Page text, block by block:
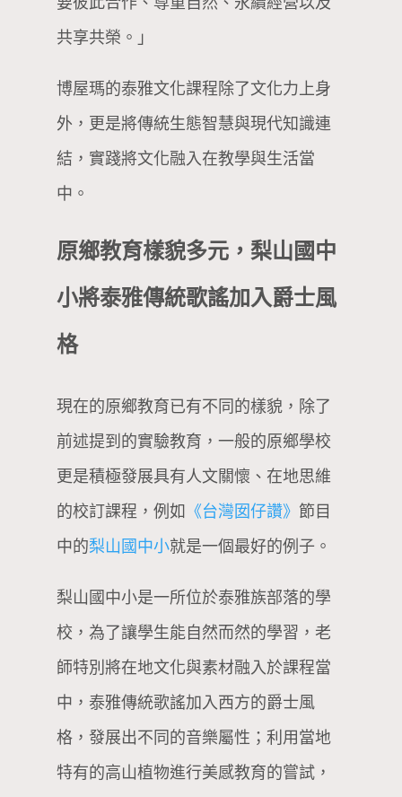
共享共榮。」
博屋瑪的泰雅文化課程除了文化力上身
外，更是將傳統生態智慧與現代知識連
結，實踐將文化融入在教學與生活當
中。
原鄉教育樣貌多元，梨山國中
小將泰雅傳統歌謠加入爵士風
格
現在的原鄉教育已有不同的樣貌，除了
前述提到的實驗教育，一般的原鄉學校
更是積極發展具有人文關懷、在地思維
的校訂課程，例如 《台灣囡仔讚》 節目
中的梨山國中小就是一個最好的例子。
梨山國中小是一所位於泰雅族部落的學
校，為了讓學生能自然而然的學習，老
師特別將在地文化與素材融入於課程當
中，泰雅傳統歌謠加入西方的爵士風
格，發展出不同的音樂屬性；利用當地
特有的高山植物進行美感教育的嘗試，